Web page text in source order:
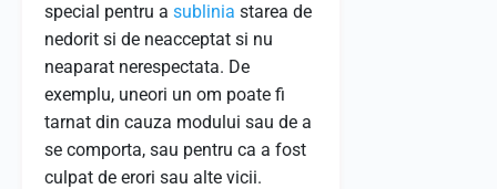
special pentru a sublinia starea de
nedorit si de neacceptat si nu
neaparat nerespectata. De
exemplu, uneori un om poate fi
tarnat din cauza modului sau de a
se comporta, sau pentru ca a fost
culpat de erori sau alte vicii.